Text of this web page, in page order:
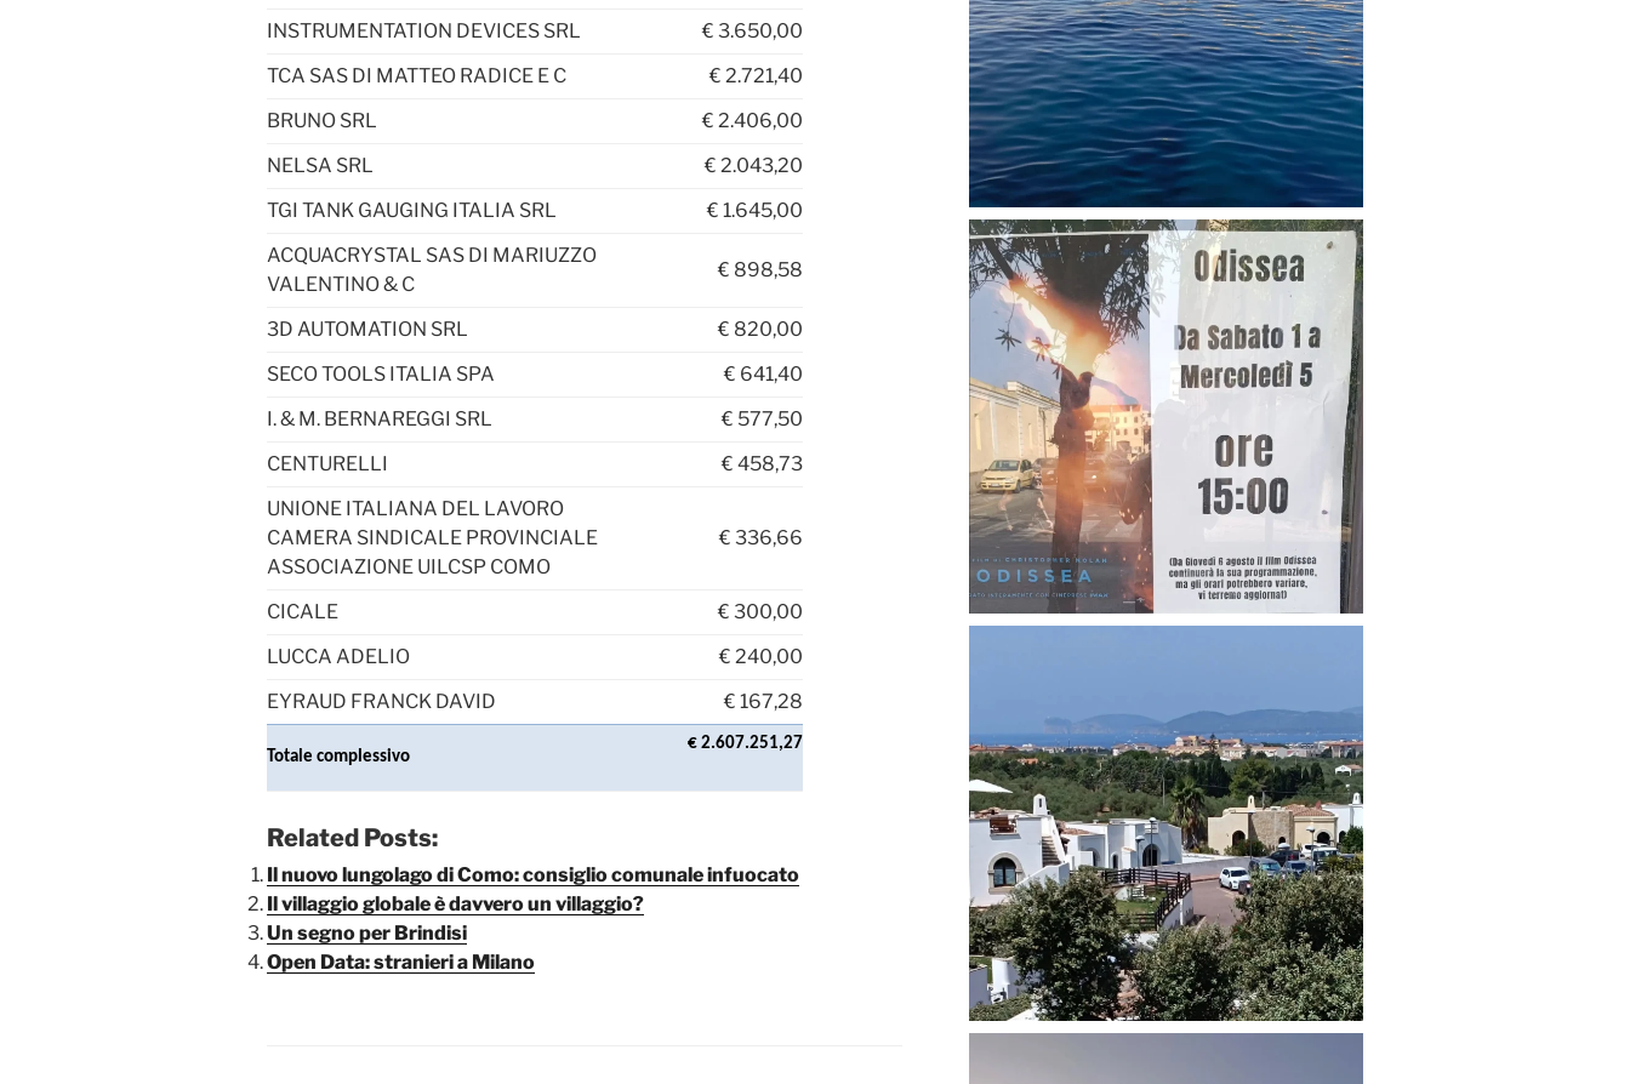
INSTRUMENTATION DEVICES SRL
€ 3.650,00
TCA SAS DI MATTEO RADICE E C
€ 2.721,40
BRUNO SRL
€ 2.406,00
NELSA SRL
€ 2.043,20
TGI TANK GAUGING ITALIA SRL
€ 1.645,00
ACQUACRYSTAL SAS DI MARIUZZO
VALENTINO & C
€ 898,58
3D AUTOMATION SRL € 820,00
SECO TOOLS ITALIA SPA
€ 641,40
I. & M. BERNAREGGI SRL
€ 577,50
CENTURELLI
€ 458,73
UNIONE ITALIANA DEL LAVORO
CAMERA SINDICALE PROVINCIALE
ASSOCIAZIONE UILCSP COMO
€ 336,66
CICALE € 300,00
LUCCA ADELIO
€ 240,00
EYRAUD FRANCK DAVID
€ 167,28
Totale complessivo
€ 2.607.251,27
Related Posts:
Il nuovo lungolago di Como: consiglio comunale infuocato
Il villaggio globale è davvero un villaggio?
Un segno per Brindisi
Open Data: stranieri a Milano